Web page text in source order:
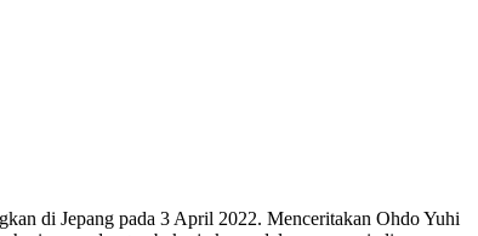
di Jepang pada 3 April 2022. Menceritakan Ohdo Yuhi